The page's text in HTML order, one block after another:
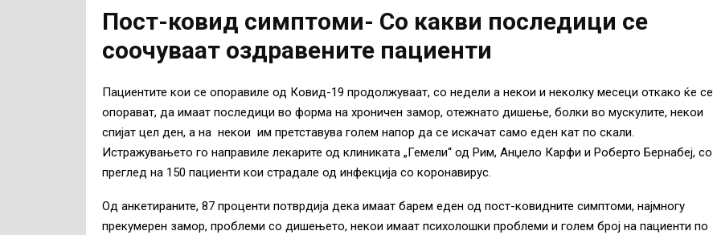
Пост-ковид симптоми- Со какви последици се
соочуваат оздравените пациенти
Пациентите кои се опоравиле од Ковид-19 продолжуваат, со недели а некои и неколку месеци откако ќе се
опорават, да имаат последици во форма на хроничен замор, отежнато дишење, болки во мускулите, некои
спијат цел ден, а на некои им претставува голем напор да се искачат само еден кат по скали.
Истражувањето го направиле лекарите од клиниката „Гемели“ од Рим, Анџело Карфи и Роберто Бернабеј, со
преглед на 150 пациенти кои страдале од инфекција со коронавирус.
Од анкетираните, 87 проценти потврдија дека имаат барем еден од пост-ковидните симптоми, најмногу
прекумерен замор, проблеми со дишењето, некои имаат психолошки проблеми и голем број на пациенти по